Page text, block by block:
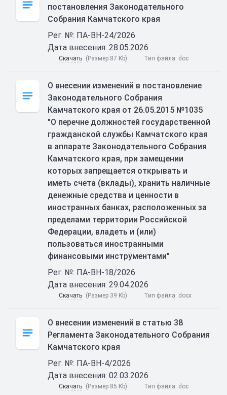
постановления Законодательного
Собрания Камчатского края
Рег. №: ПА-ВН-24/2026
Дата внесения: 28.05.2026
Скачать (Размер 87 Kb) Тип файла: doc
О внесении изменений в постановление
Законодательного Собрания
Камчатского края от 26.05.2015 №1035
"О перечне должностей государственной
гражданской службы Камчатского края
в аппарате Законодательного Собрания
Камчатского края, при замещении
которых запрещается открывать и
иметь счета (вклады), хранить наличные
денежные средства и ценности в
иностранных банках, расположенных за
пределами территории Российской
Федерации, владеть и (или)
пользоваться иностранными
финансовыми инструментами"
Рег. №: ПА-ВН-18/2026
Дата внесения: 29.04.2026
Скачать (Размер 39 Kb) Тип файла: docx
О внесении изменений в статью 38
Регламента Законодательного Собрания
Камчатского края
Рег. №: ПА-ВН-4/2026
Дата внесения: 02.03.2026
Скачать (Размер 85 Kb) Тип файла: doc